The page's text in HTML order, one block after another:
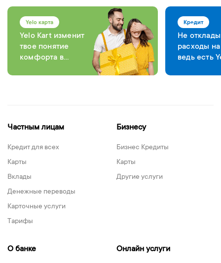
Yelo карта
Yelo Kart изменит
твое понятие
комфорта в
Кредит
Не
расходы
ведь есть
Частным лицам
Кредит для всех
Карты
Вклады
Денежные переводы
Карточные услуги
Тарифы
Бизнесу
Бизнес Кредиты
Карты
Другие услуги
О банке Онлайн услуги